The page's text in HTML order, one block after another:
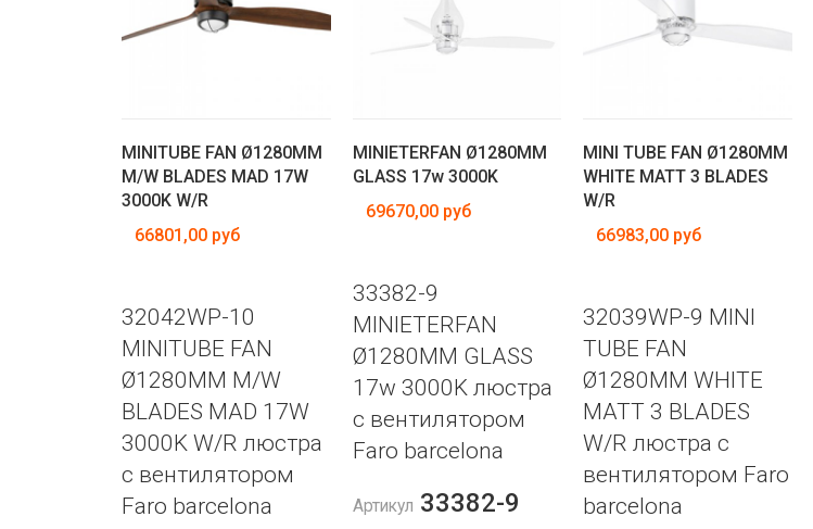
MINITUBE FAN Ø1280MM
M/W BLADES MAD 17W
3000K W/R
66801,00 руб
32042WP-10
MINITUBE FAN
Ø1280MM M/W
BLADES MAD 17W
3000K W/R люстра
с вентилятором
Faro barcelona
MINIETERFAN Ø1280MM
GLASS 17w 3000K
69670,00 руб
33382-9
MINIETERFAN
Ø1280MM GLASS
17w 3000K люстра
с вентилятором
Faro barcelona
Артикул 33382-9
MINI TUBE FAN Ø1280MM
WHITE MATT 3 BLADES
W/R
66983,00 руб
32039WP-9 MINI
TUBE FAN
Ø1280MM WHITE
MATT 3 BLADES
W/R люстра с
вентилятором Faro
barcelona